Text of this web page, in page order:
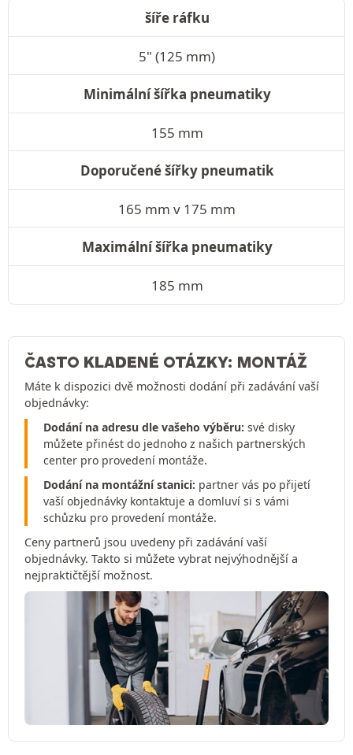
šíře ráfku
5" (125 mm)
Minimální šířka pneumatiky
155 mm
Doporučené šířky pneumatik
165 mm v 175 mm
Maximální šířka pneumatiky
185 mm
ČASTO KLADENÉ OTÁZKY: MONTÁŽ
Máte k dispozici dvě možnosti dodání při zadávání vaší
objednávky:
Dodání na adresu dle vašeho výběru: své disky
můžete přinést do jednoho z našich partnerských
center pro provedení montáže.
Dodání na montážní stanici: partner vás po přijetí
vaší objednávky kontaktuje a domluví si s vámi
schůzku pro provedení montáže.
Ceny partnerů jsou uvedeny při zadávání vaší
objednávky. Takto si můžete vybrat nejvýhodnější a
nejpraktičtější možnost.